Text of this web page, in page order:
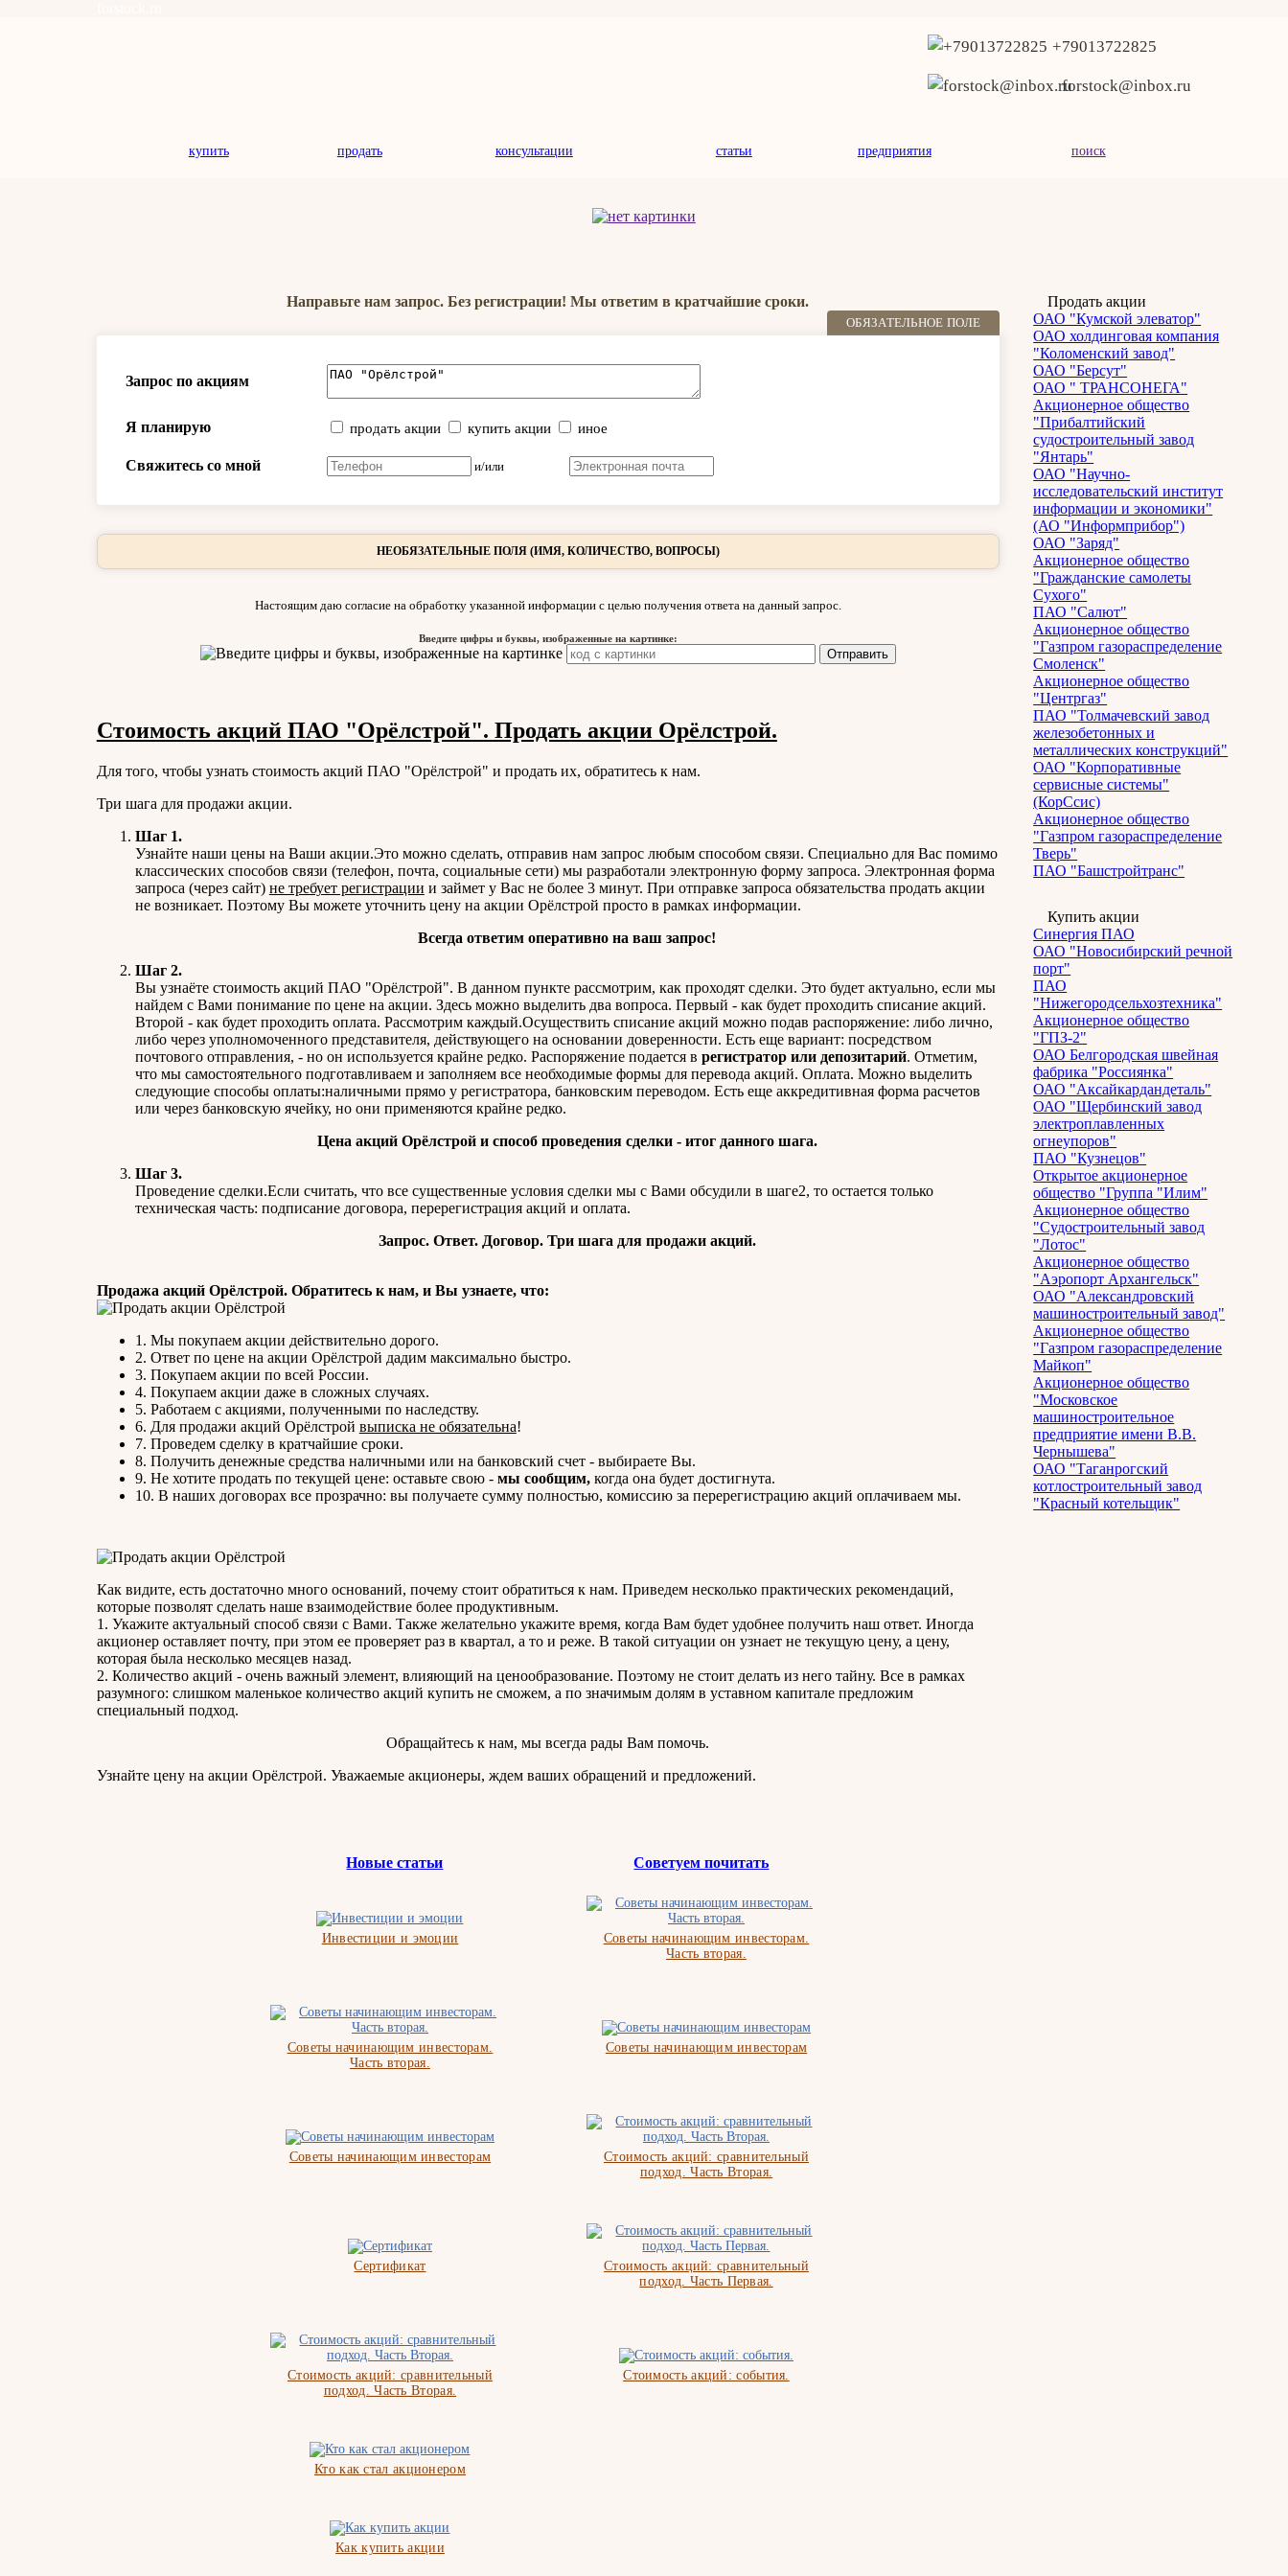
+79013722825
forstock@inbox.ru
купить продать консультации статьи предприятия поиск
Направьте нам запрос. Без регистрации! Мы ответим в кратчайшие сроки.
ОБЯЗАТЕЛЬНОЕ ПОЛЕ
Запрос по акциям
Я планирую продать акции купить акции иное
Свяжитесь со мной и/или
НЕОБЯЗАТЕЛЬНЫЕ ПОЛЯ (ИМЯ, КОЛИЧЕСТВО, ВОПРОСЫ)
Настоящим даю согласие на обработку указанной информации с целью получения ответа на данный запрос.
Введите цифры и буквы, изображенные на картинке:
Стоимость акций ПАО "Орёлстрой". Продать акции Орёлстрой.
Для того, чтобы узнать стоимость акций ПАО "Орёлстрой" и продать их, обратитесь к нам.
Три шага для продажи акции.
Шаг 1.
Узнайте наши цены на Ваши акции.Это можно сделать, отправив нам запрос любым способом связи. Специально для Вас помимо
классических способов связи (телефон, почта, социальные сети) мы разработали электронную форму запроса. Электронная форма
запроса (через сайт) не требует регистрации и займет у Вас не более 3 минут. При отправке запроса обязательства продать акции
не возникает. Поэтому Вы можете уточнить цену на акции Орёлстрой просто в рамках информации.
Всегда ответим оперативно на ваш запрос!
Шаг 2.
Вы узнаёте стоимость акций ПАО "Орёлстрой". В данном пункте рассмотрим, как проходят сделки. Это будет актуально, если мы
найдем с Вами понимание по цене на акции. Здесь можно выделить два вопроса. Первый - как будет проходить списание акций.
Второй - как будет проходить оплата. Рассмотрим каждый.Осуществить списание акций можно подав распоряжение: либо лично,
либо через уполномоченного представителя, действующего на основании доверенности. Есть еще вариант: посредством
почтового отправления, - но он используется крайне редко. Распоряжение подается в регистратор или депозитарий. Отметим,
что мы самостоятельного подготавливаем и заполняем все необходимые формы для перевода акций. Оплата. Можно выделить
следующие способы оплаты:наличными прямо у регистратора, банковским переводом. Есть еще аккредитивная форма расчетов
или через банковскую ячейку, но они применяются крайне редко.
Цена акций Орёлстрой и способ проведения сделки - итог данного шага.
Шаг 3.
Проведение сделки.Если считать, что все существенные условия сделки мы с Вами обсудили в шаге2, то остается только
техническая часть: подписание договора, перерегистрация акций и оплата.
Запрос. Ответ. Договор. Три шага для продажи акций.
Продажа акций Орёлстрой. Обратитесь к нам, и Вы узнаете, что:
1. Мы покупаем акции действительно дорого.
2. Ответ по цене на акции Орёлстрой дадим максимально быстро.
3. Покупаем акции по всей России.
4. Покупаем акции даже в сложных случаях.
5. Работаем с акциями, полученными по наследству.
6. Для продажи акций Орёлстрой выписка не обязательна!
7. Проведем сделку в кратчайшие сроки.
8. Получить денежные средства наличными или на банковский счет - выбираете Вы.
9. Не хотите продать по текущей цене: оставьте свою - мы сообщим,когда она будет достигнута.
10. В наших договорах все прозрачно: вы получаете сумму полностью, комиссию за перерегистрацию акций оплачиваем мы.
Как видите, есть достаточно много оснований, почему стоит обратиться к нам. Приведем несколько практических рекомендаций,
которые позволят сделать наше взаимодействие более продуктивным.
1. Укажите актуальный способ связи с Вами. Также желательно укажите время, когда Вам будет удобнее получить наш ответ. Иногда
акционер оставляет почту, при этом ее проверяет раз в квартал, а то и реже. В такой ситуации он узнает не текущую цену, а цену,
которая была несколько месяцев назад.
2. Количество акций - очень важный элемент, влияющий на ценообразование. Поэтому не стоит делать из него тайну. Все в рамках
разумного: слишком маленькое количество акций купить не сможем, а по значимым долям в уставном капитале предложим
специальный подход.
Обращайтесь к нам, мы всегда рады Вам помочь.
Узнайте цену на акции Орёлстрой. Уважаемые акционеры, ждем ваших обращений и предложений.
Новые статьи Советуем почитать
Инвестиции и эмоции
Советы начинающим инвесторам.
Часть вторая.
Советы начинающим инвесторам.
Часть вторая.
Советы начинающим инвесторам
Советы начинающим инвесторам
Стоимость акций: сравнительный
подход. Часть Вторая.
Сертификат
Стоимость акций: сравнительный
подход. Часть Первая.
Стоимость акций: сравнительный
подход. Часть Вторая.
Стоимость акций: события.
Кто как стал акционером
Как купить акции
Продать акции
ОАО "Кумской элеватор"
ОАО холдинговая компания
"Коломенский завод"
ОАО "Берсут"
ОАО " ТРАНСОНЕГА"
Акционерное общество
"Прибалтийский
судостроительный завод
"Янтарь"
ОАО "Научно-
исследовательский институт
информации и экономики"
(АО "Информприбор")
ОАО "Заряд"
Акционерное общество
"Гражданские самолеты
Сухого"
ПАО "Салют"
Акционерное общество
"Газпром газораспределение
Смоленск"
Акционерное общество
"Центргаз"
ПАО "Толмачевский завод
железобетонных и
металлических конструкций"
ОАО "Корпоративные
сервисные системы"
(КорСсис)
Акционерное общество
"Газпром газораспределение
Тверь"
ПАО "Башстройтранс"
Купить акции
Синергия ПАО
ОАО "Новосибирский речной
порт"
ПАО
"Нижегородсельхозтехника"
Акционерное общество
"ГПЗ-2"
ОАО Белгородская швейная
фабрика "Россиянка"
ОАО "Аксайкардандеталь"
ОАО "Щербинский завод
электроплавленных
огнеупоров"
ПАО "Кузнецов"
Открытое акционерное
общество "Группа "Илим"
Акционерное общество
"Судостроительный завод
"Лотос"
Акционерное общество
"Аэропорт Архангельск"
ОАО "Александровский
машиностроительный завод"
Акционерное общество
"Газпром газораспределение
Майкоп"
Акционерное общество
"Московское
машиностроительное
предприятие имени В.В.
Чернышева"
ОАО "Таганрогский
котлостроительный завод
"Красный котельщик"